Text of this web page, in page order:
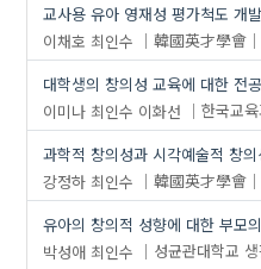
교사용 유아 영재성 평가척도 개
이채호 최인수 韓國英才學會
대학생의 창의성 교육에 대한 전
이미나 최인수 이화선 한국교
과학적 창의성과 시각예술적 창의
강정하 최인수 韓國英才學會
유아의 창의적 성향에 대한 부모
박성애 최인수 성균관대학교